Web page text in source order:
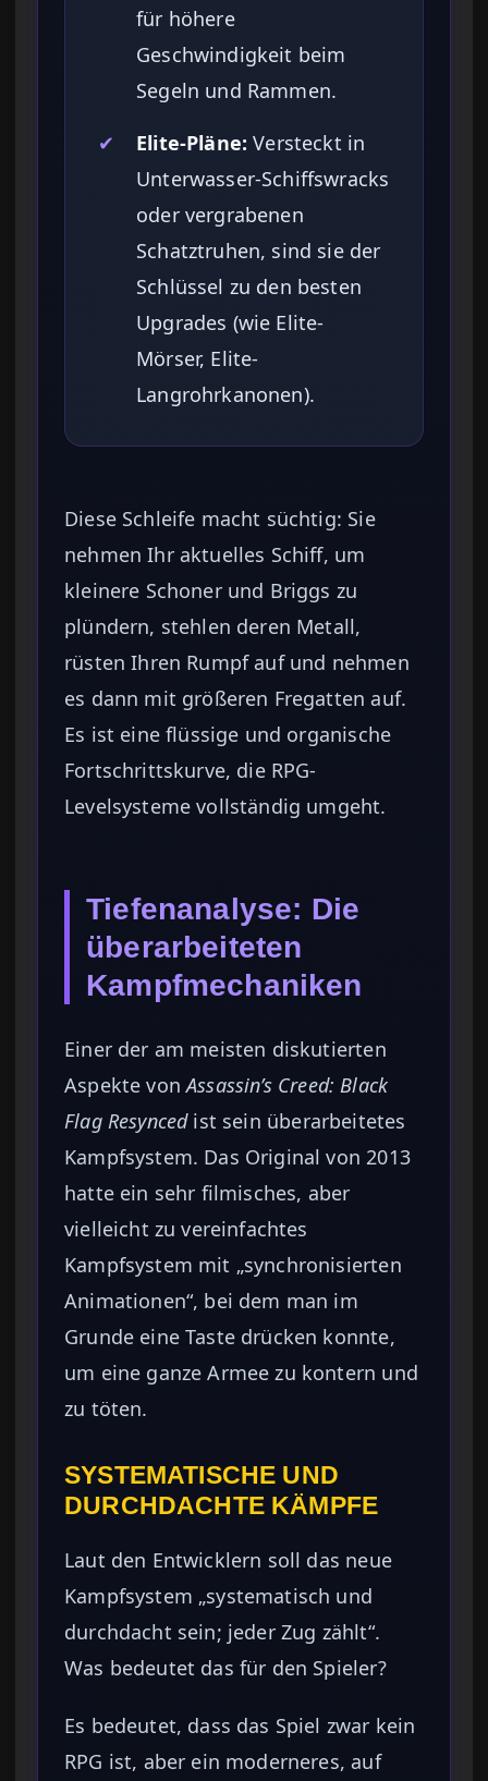
für höhere
Geschwindigkeit beim
Segeln und Rammen.
✔
Elite-Pläne: Versteckt in
Unterwasser-Schiffswracks
oder vergrabenen
Schatztruhen, sind sie der
Schlüssel zu den besten
Upgrades (wie Elite-
Mörser, Elite-
Langrohrkanonen).
Diese Schleife macht süchtig: Sie
nehmen Ihr aktuelles Schiff, um
kleinere Schoner und Briggs zu
plündern, stehlen deren Metall,
rüsten Ihren Rumpf auf und nehmen
es dann mit größeren Fregatten auf.
Es ist eine flüssige und organische
Fortschrittskurve, die RPG-
Levelsysteme vollständig umgeht.
Tiefenanalyse: Die
überarbeiteten
Kampfmechaniken
Einer der am meisten diskutierten
Aspekte vonAssassin’s Creed: Black
Flag Resyncedist sein überarbeitetes
Kampfsystem. Das Original von 2013
hatte ein sehr filmisches, aber
vielleicht zu vereinfachtes
Kampfsystem mit „synchronisierten
Animationen“, bei dem man im
Grunde eine Taste drücken konnte,
um eine ganze Armee zu kontern und
zu töten.
SYSTEMATISCHE UND
DURCHDACHTE KÄMPFE
Laut den Entwicklern soll das neue
Kampfsystem „systematisch und
durchdacht sein; jeder Zug zählt“.
Was bedeutet das für den Spieler?
Es bedeutet, dass das Spiel zwar kein
RPG ist, aber ein moderneres, auf